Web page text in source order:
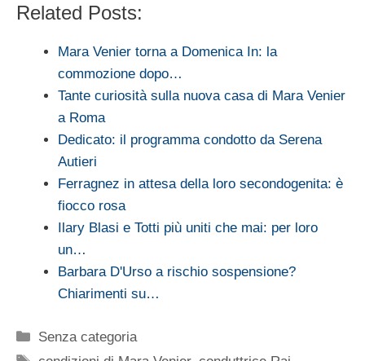
Related Posts:
Mara Venier torna a Domenica In: la
commozione dopo…
Tante curiosità sulla nuova casa di Mara Venier
a Roma
Dedicato: il programma condotto da Serena
Autieri
Ferragnez in attesa della loro secondogenita: è
fiocco rosa
Ilary Blasi e Totti più uniti che mai: per loro
un…
Barbara D'Urso a rischio sospensione?
Chiarimenti su…
Categorie
Senza categoria